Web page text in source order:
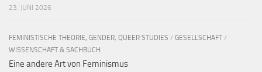
23. JUNI 2026
FEMINISTISCHE THEORIE, GENDER, QUEER STUDIES / GESELLSCHAFT /
WISSENSCHAFT & SACHBUCH
Eine andere Art von Feminismus